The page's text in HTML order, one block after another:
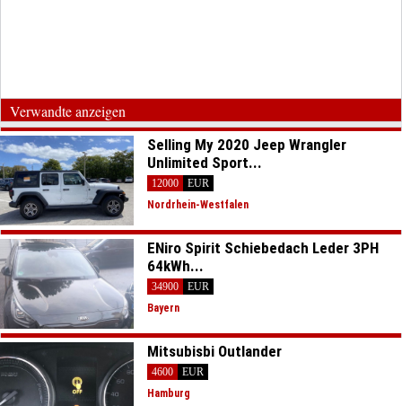
Verwandte anzeigen
Selling My 2020 Jeep Wrangler
Unlimited Sport...
12000
EUR
Nordrhein-Westfalen
ENiro Spirit Schiebedach Leder 3PH
64kWh...
34900
EUR
Bayern
Mitsubisbi Outlander
4600
EUR
Hamburg